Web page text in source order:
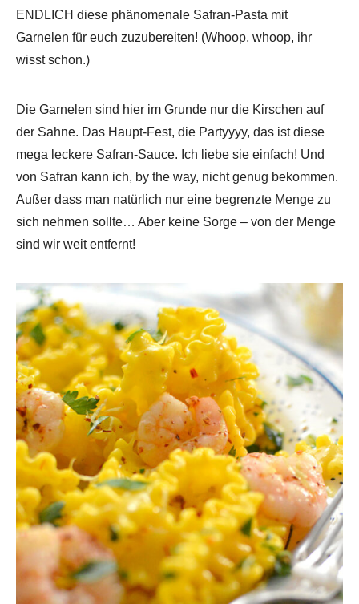
ENDLICH diese phänomenale Safran-Pasta mit
Garnelen für euch zuzubereiten! (Whoop, whoop, ihr
wisst schon.)
Die Garnelen sind hier im Grunde nur die Kirschen auf
der Sahne. Das Haupt-Fest, die Partyyyy, das ist diese
mega leckere Safran-Sauce. Ich liebe sie einfach! Und
von Safran kann ich, by the way, nicht genug bekommen.
Außer dass man natürlich nur eine begrenzte Menge zu
sich nehmen sollte… Aber keine Sorge – von der Menge
sind wir weit entfernt!